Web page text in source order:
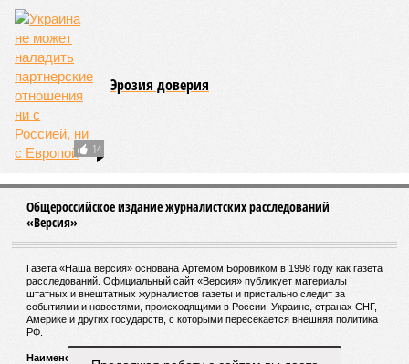
год за годом их будет всё больше, и здесь уже среди
прочего в большой опасности Европа. Небывалая жара,
зафиксированная в этом и прошлом годах в Италии и во
Франции, тому лучшее подтверждение.
Есть в перечне A-Z Animals и экзотика, впрочем, не менее
смертоносная. Это, в частности, «лимнические
извержения», о которых мало кто слышал. Речь идёт о
явлениях, когда большое количество углекислого газа
людей и животных. Катастрофа на озере Ньос в Камеруне
в 1986 году остаётся одним из наиболее чудовищных
примеров: более 1700 человек и тысячи голов скота
погибли из-за внезапного выброса CO₂, накрывшего
близлежащие деревни.
И здесь мы плавно подходим к тому, чем все эти
стихийные бедствия могут закончиться. А именно – к